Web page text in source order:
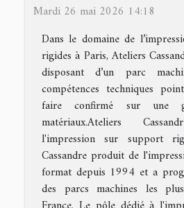
Mardi 26 mai 2026 14:18
Dans le domaine de
rigides à Paris, Ateliers
disposant d’un parc
compétences techniques
faire confirmé sur une
matériaux.Ateliers
l'impression sur support
Cassandre produit de
format depuis 1994 et a
des parcs machines les